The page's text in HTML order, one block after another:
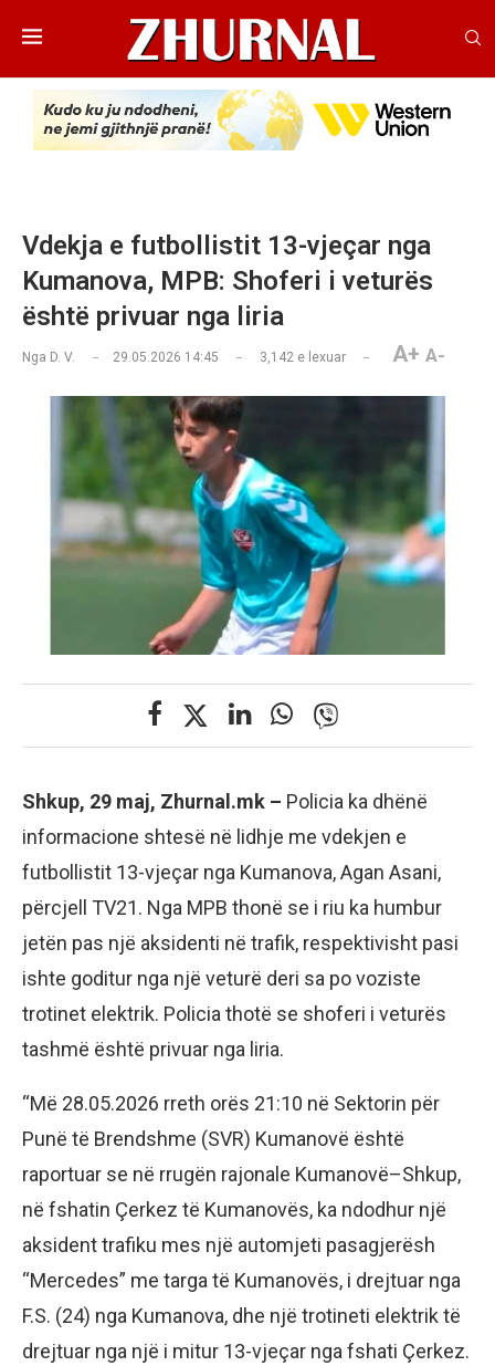
Vdekja e futbollistit 13-vjeçar nga
Kumanova, MPB: Shoferi i veturës
është privuar nga liria
Nga D. V. 29.05.2026 14:45 3,142 e lexuar A+ A-
Shkup, 29 maj, Zhurnal.mk – Policia ka dhënë
informacione shtesë në lidhje me vdekjen e
futbollistit 13-vjeçar nga Kumanova, Agan Asani,
përcjell TV21. Nga MPB thonë se i riu ka humbur
jetën pas një aksidenti në trafik, respektivisht pasi
ishte goditur nga një veturë deri sa po voziste
trotinet elektrik. Policia thotë se shoferi i veturës
tashmë është privuar nga liria.
“Më 28.05.2026 rreth orës 21:10 në Sektorin për
Punë të Brendshme (SVR) Kumanovë është
raportuar se në rrugën rajonale Kumanovë–Shkup,
në fshatin Çerkez të Kumanovës, ka ndodhur një
aksident trafiku mes një automjeti pasagjerësh
“Mercedes” me targa të Kumanovës, i drejtuar nga
F.S. (24) nga Kumanova, dhe një trotineti elektrik të
drejtuar nga një i mitur 13-vjeçar nga fshati Çerkez.